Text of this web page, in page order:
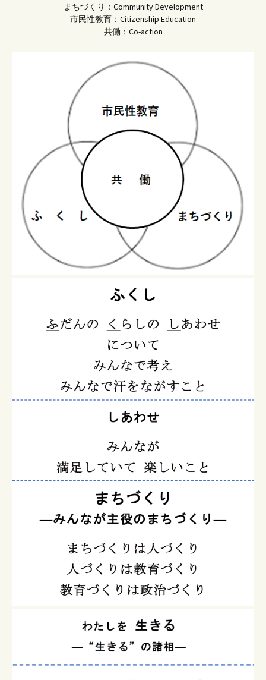
まちづくり：Community Development
市民性教育：Citizenship Education
共働：Co-action